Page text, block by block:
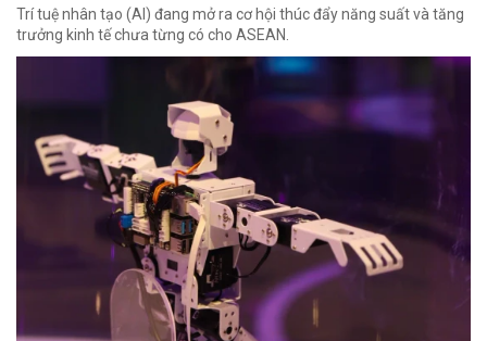
Trí tuệ nhân tạo (AI) đang mở ra cơ hội thúc đẩy năng suất và tăng
trưởng kinh tế chưa từng có cho ASEAN.